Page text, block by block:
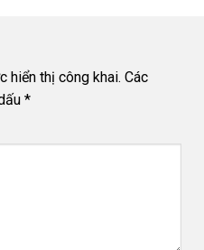
hiển thị công khai. Các
*